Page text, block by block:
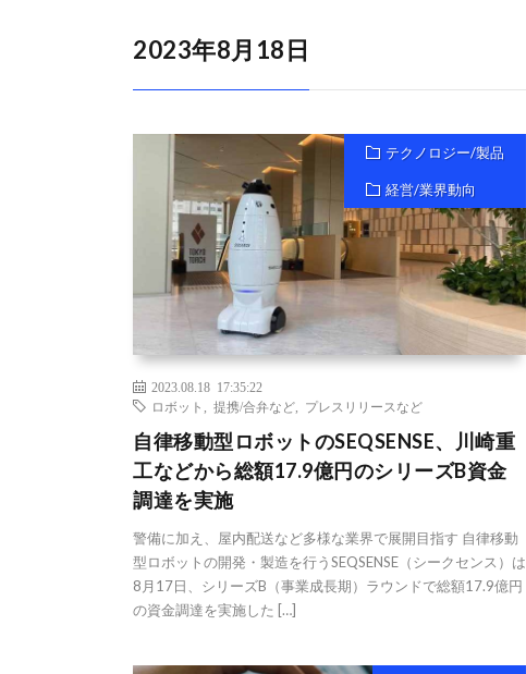
2023年8月18日
テクノロジー/製品
経営/業界動向
2023.08.18 17:35:22
ロボット
提携/合弁など プレスリリースなど
自律移動型ロボットのSEQSENSE、川崎重
工などから総額17.9億円のシリーズB資金
調達を実施
警備に加え、屋内配送など多様な業界で展開目指す 自律移動
型ロボットの開発・製造を行うSEQSENSE（シークセンス）は
8月17日、シリーズB（事業成長期）ラウンドで総額17.9億円
の資金調達を実施した […]